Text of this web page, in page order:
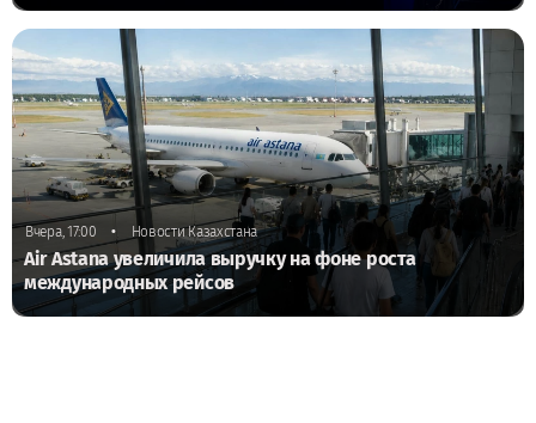
Вчера, 17:00 • Новости Казахстана
Air Astana увеличила выручку на фоне роста
международных рейсов